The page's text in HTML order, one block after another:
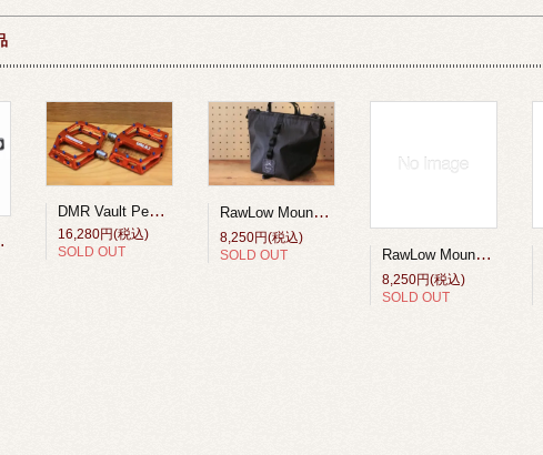
Orange
DMR Vault Pedal 9/16 Orange
16,280円(税込)
SOLD OUT
RawLow Mountain Works （ロウロウ マウンテンワークス）/タビチビトート X-Pac VX21【tabitibi tote X-Pac VX21】Black
8,250円(税込)
SOLD OUT
RawLow Mountain Works （ロウロウ マウンテンワークス）/タビチビトート X-Pac VX21【tabitibi tote X-Pac VX21】Coyote
8,250円(税込)
SOLD OUT